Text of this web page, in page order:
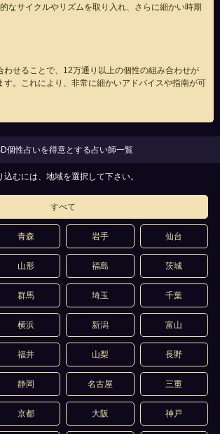
なサイクルやリズムを取り入れ、さらに細かい時期
わせることで、12万通り以上の個性の組み合わせが
す。これにより、非常に細かいアドバイスや指南が可
個性占いを得意とする占い師一覧
込むには、地域を選択して下さい。
すべて
青森 岩手 仙台
山形 福島 茨城
群馬 埼玉 千葉
横浜 新潟 富山
福井 山梨 長野
静岡 名古屋 三重
京都 大阪 神戸